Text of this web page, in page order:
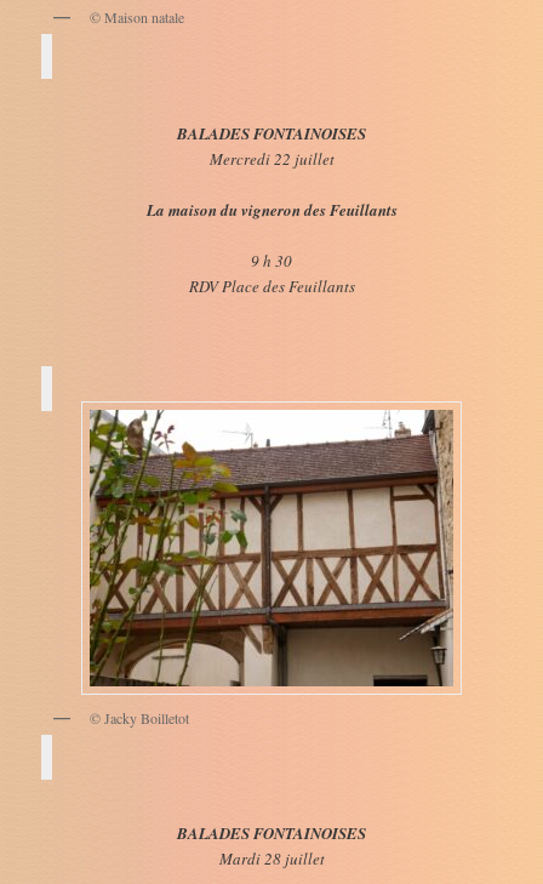
© Maison natale
BALADES FONTAINOISES
Mercredi 22 juillet
La maison du vigneron des Feuillants
9 h 30
RDV Place des Feuillants
© Jacky Boilletot
BALADES FONTAINOISES
Mardi 28 juillet